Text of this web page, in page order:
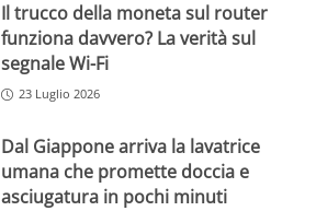
Il trucco della moneta sul router
funziona davvero? La verità sul
segnale Wi-Fi
23 Luglio 2026
Dal Giappone arriva la lavatrice
umana che promette doccia e
asciugatura in pochi minuti